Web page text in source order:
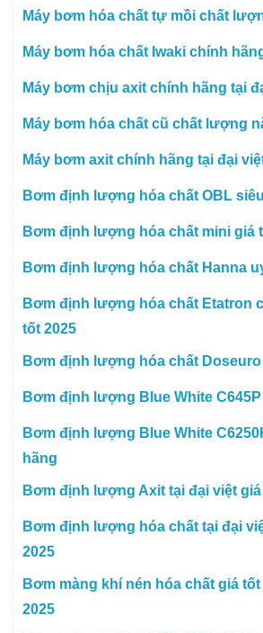
Máy bơm hóa chất tự mồi chất
Máy bơm hóa chất Iwaki chính
Máy bơm chịu axit chính hãng tại
Máy bơm hóa chất cũ chất lượng
Máy bơm axit chính hãng tại đại
Bơm định lượng hóa chất OBL
Bơm định lượng hóa chất mini giá
Bơm định lượng hóa chất Hanna
Bơm định lượng hóa chất Etatron
tốt 2025
Bơm định lượng hóa chất
Bơm định lượng Blue White
Bơm định lượng Blue White
hãng
Bơm định lượng Axit tại đại việt giá
Bơm định lượng hóa chất tại đại
2025
Bơm màng khí nén hóa chất giá
2025